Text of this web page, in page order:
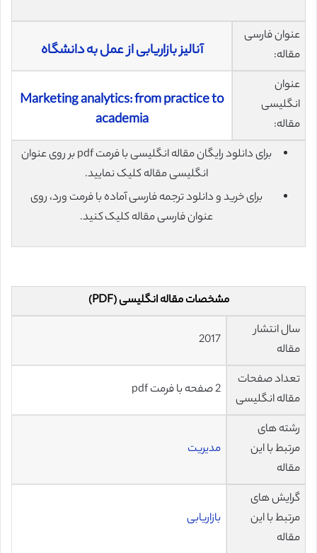
عنوان فارسی
مقاله:
آنالیز بازاریابی از عمل به دانشگاه
عنوان
انگلیسی
مقاله:
Marketing analytics: from practice to
academia
برای دانلود رایگان مقاله انگلیسی با فرمت pdf بر روی عنوان
انگلیسی مقاله کلیک نمایید.
برای خرید و دانلود ترجمه فارسی آماده با فرمت ورد، روی
عنوان فارسی مقاله کلیک کنید.
مشخصات مقاله انگلیسی (PDF)
سال انتشار
مقاله
2017
تعداد صفحات
مقاله انگلیسی
2 صفحه با فرمت pdf
رشته های
مرتبط با این
مقاله
مدیریت
گرایش های
مرتبط با این
مقاله
بازاریابی